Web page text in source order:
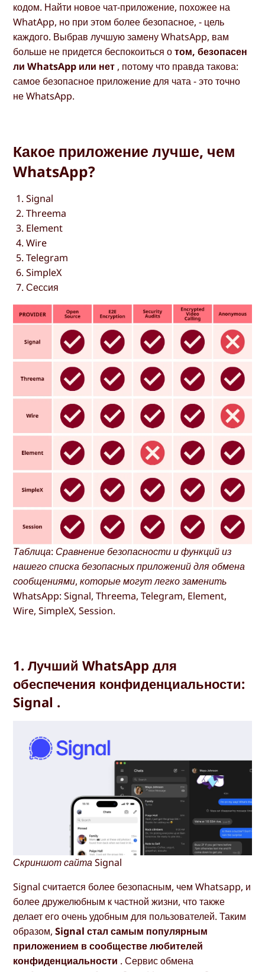
кодом. Найти новое чат-приложение, похожее на
WhatApp, но при этом более безопасное, - цель
каждого. Выбрав лучшую замену WhatsApp, вам
больше не придется беспокоиться отом, безопасен
ли WhatsApp или нет , потому что правда такова:
самое безопасное приложение для чата - это точно
не WhatsApp.
Какое приложение лучше, чем
WhatsApp?
Signal
Threema
Element
Wire
Telegram
SimpleX
Сессия
Таблица: Сравнение безопасности и функций из
нашего списка безопасных приложений для обмена
сообщениями, которые могут легко заменить
WhatsApp: Signal, Threema, Telegram, Element,
Wire, SimpleX, Session.
1. Лучший WhatsApp для
обеспечения конфиденциальности:
Signal .
Скриншот сайта Signal
Signal считается более безопасным, чем Whatsapp, и
более дружелюбным к частной жизни, что также
делает его очень удобным для пользователей. Таким
образом,Signal стал самым популярным
приложением в сообществе любителей
конфиденциальности . Сервис обмена